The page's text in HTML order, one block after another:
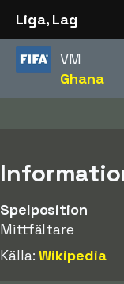
Liga, Lag
VM
Ghana
Spelposition
Mittfältare
Källa:Wikipedia